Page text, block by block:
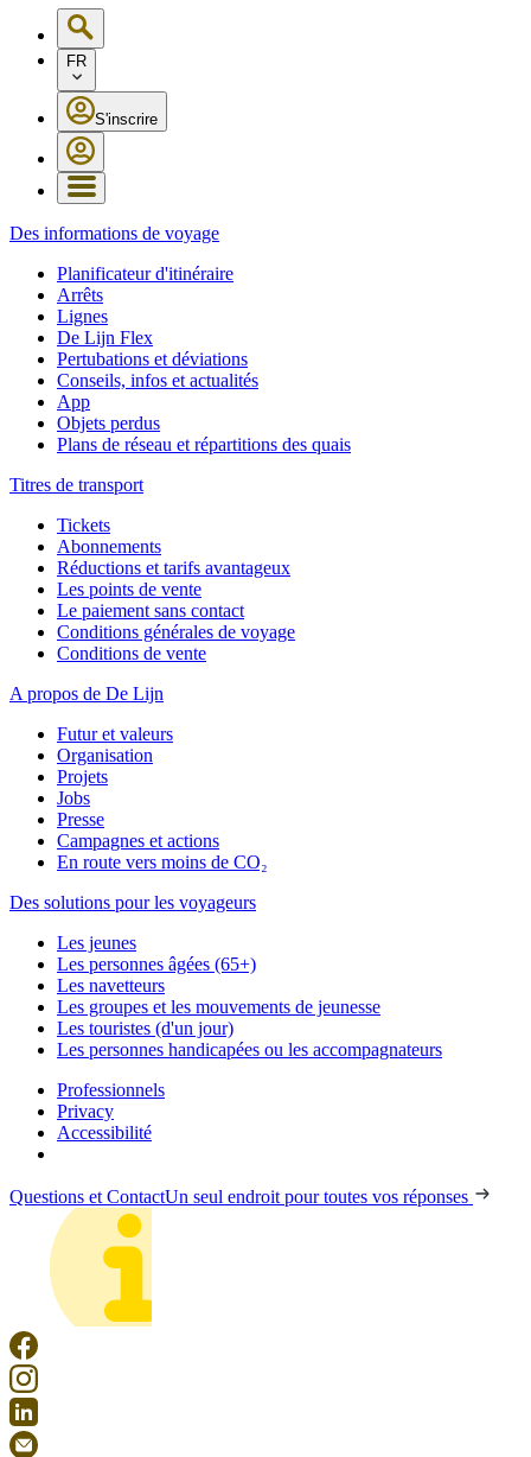
FR
S'inscrire
Des informations de voyage
Planificateur d'itinéraire
Arrêts
Lignes
De Lijn Flex
Pertubations et déviations
Conseils, infos et actualités
App
Objets perdus
Plans de réseau et répartitions des quais
Titres de transport
Tickets
Abonnements
Réductions et tarifs avantageux
Les points de vente
Le paiement sans contact
Conditions générales de voyage
Conditions de vente
A propos de De Lijn
Futur et valeurs
Organisation
Projets
Jobs
Presse
Campagnes et actions
En route vers moins de CO₂
Des solutions pour les voyageurs
Les jeunes
Les personnes âgées (65+)
Les navetteurs
Les groupes et les mouvements de jeunesse
Les touristes (d'un jour)
Les personnes handicapées ou les accompagnateurs
Professionnels
Privacy
Accessibilité
Questions et ContactUn seul endroit pour toutes vos réponses